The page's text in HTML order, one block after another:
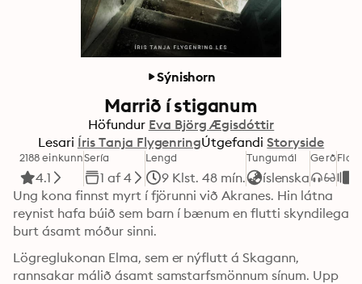
Sýnishorn
Marrið í stiganum
Höfundur Eva Björg Ægisdóttir
Lesari Íris Tanja FlygenringÚtgefandi Storyside
2188 einkunn
4.1
Sería
1 af 4
Lengd
9 Klst. 48 mín.
Tungumál
íslenska
Gerð
Ung kona finnst myrt í fjörunni við Akranes. Hin látna
reynist hafa búið sem barn í bænum en flutti skyndilega
burt ásamt móður sinni.
Lögreglukonan Elma, sem er nýflutt á Skagann,
rannsakar málið ásamt samstarfsmönnum sínum. Upp